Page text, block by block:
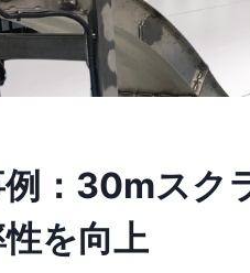
：30mスク
を向上